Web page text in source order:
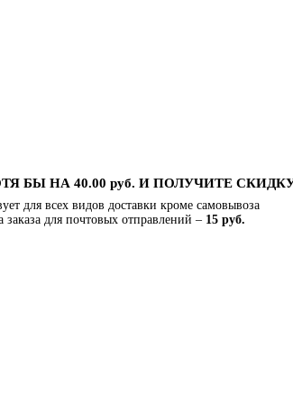
БЫ НА 40.00 руб. И ПОЛУЧИТЕ
для всех видов доставки кроме самовывоза
для почтовых отправлений – 15 руб.